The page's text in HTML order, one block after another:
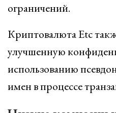
ограничений.
Криптовалюта Etc
улучшенную
использованию
имен в процессе